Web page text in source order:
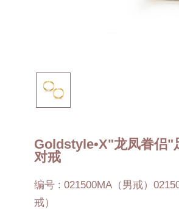
Goldstyle•X"龙凤眷侣"
对戒
编号 : 021500MA（男戒）
戒）